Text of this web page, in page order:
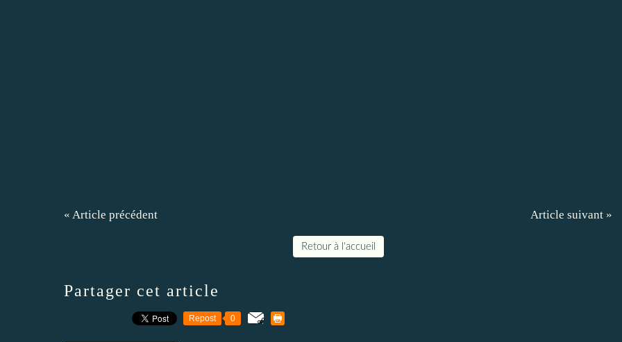
« Article précédent Article suivant »
Retour à l'accueil
Partager cet article
Repost 0